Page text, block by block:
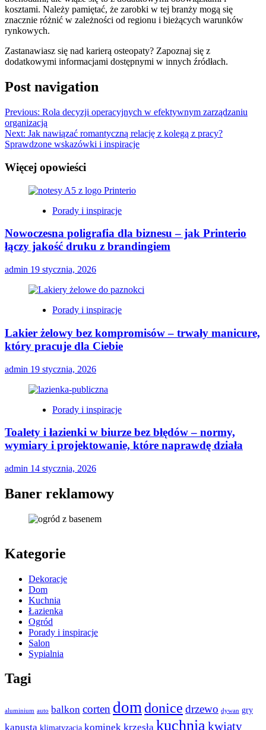
kosztami. Należy pamiętać, że zarobki w tej branży mogą się
znacznie różnić w zależności od regionu i bieżących warunków
rynkowych.
Zastanawiasz się nad karierą osteopaty? Zapoznaj się z
dodatkowymi informacjami dostępnymi w innych źródłach.
Post navigation
Previous: Rola decyzji operacyjnych w efektywnym zarządzaniu
organizacją
Next: Jak nawiązać romantyczną relację z kolegą z pracy?
Sprawdzone wskazówki i inspiracje
Więcej opowieści
Porady i inspiracje
Nowoczesna poligrafia dla biznesu – jak Printerio
łączy jakość druku z brandingiem
admin 19 stycznia, 2026
Porady i inspiracje
Lakier żelowy bez kompromisów – trwały manicure,
który pracuje dla Ciebie
admin 19 stycznia, 2026
Porady i inspiracje
Toalety i łazienki w biurze bez błędów – normy,
wymiary i projektowanie, które naprawdę działa
admin 14 stycznia, 2026
Baner reklamowy
Kategorie
Dekoracje
Dom
Kuchnia
Łazienka
Ogród
Porady i inspiracje
Salon
Sypialnia
Tagi
aluminium auto balkon corten domdonice drzewo dywan gry
kapusta klimatyzacja kominek krzesła kuchniakwiaty